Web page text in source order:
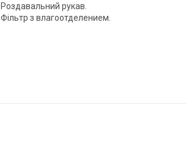
Роздавальний рукав.
Фільтр з влагоотделением.